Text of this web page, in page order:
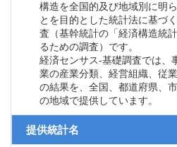
構造を全国的及び地域別に明
とを目的とした統計法に基づ
査（基幹統計の「経済構造統
るための調査）です。
経済センサス‐基礎調査では、
業の産業分類、経営組織、従
の結果を、全国、都道府県、
の地域で提供しています。
提供統計名